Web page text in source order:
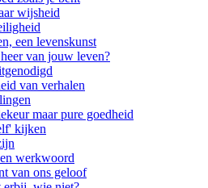
wijsheid
een levenskunst
van jouw leven?
van verhalen
maar pure goedheid
kijken
werkwoord
van ons geloof